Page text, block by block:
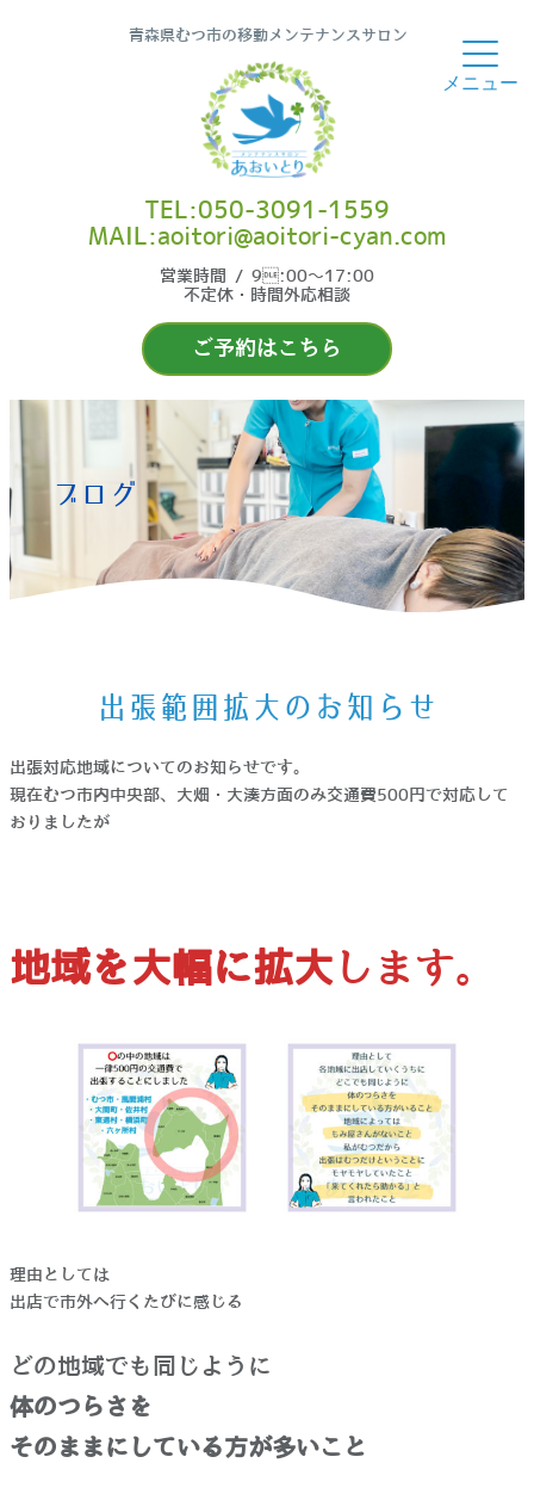
青森県むつ市の移動メンテナンスサロン
ご予約はこちら
TEL:050-3091-1559
MAIL:aoitori@aoitori-cyan.com
営業時間 / 9:00〜17:00
不定休・時間外応相談
ブログ
出張範囲拡大のお知らせ
出張対応地域についてのお知らせです。
現在むつ市内中央部、大畑・大湊方面のみ交通費500円で対応して
おりましたが
地域を大幅に拡大します。
理由としては
出店で市外へ行くたびに感じる
どの地域でも同じように
体のつらさを
そのままにしている方が多いこと